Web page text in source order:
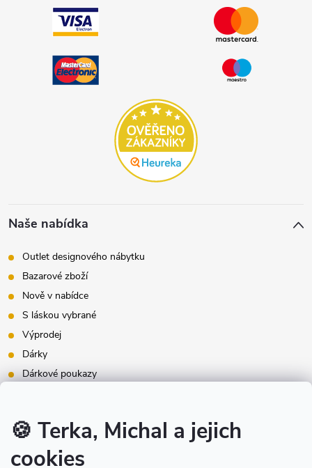
🍪 Terka, Michal a jejich
cookies
Naše nabídka
Outlet designového nábytku
Bazarové zboží
Nově v nabídce
S láskou vybrané
Výprodej
Dárky
Dárkové poukazy
Instagram